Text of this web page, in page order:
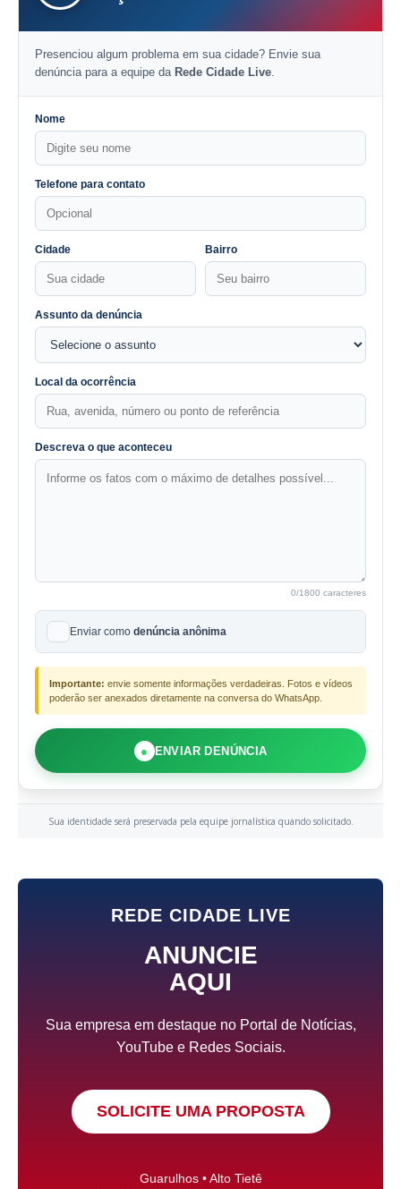
Presenciou algum problema em sua cidade? Envie sua
denúncia para a equipe da Rede Cidade Live.
Nome
Telefone para contato
Cidade Bairro
Assunto da denúncia
Local da ocorrência
Descreva o que aconteceu
0/1800 caracteres
Enviar como denúncia anônima
Importante: envie somente informações verdadeiras. Fotos e vídeos
poderão ser anexados diretamente na conversa do WhatsApp.
● ENVIAR DENÚNCIA
Sua identidade será preservada pela equipe jornalística quando solicitado.
REDE CIDADE LIVE
ANUNCIE
AQUI
Sua empresa em destaque no Portal de Notícias,
YouTube e Redes Sociais.
SOLICITE UMA PROPOSTA
Guarulhos • Alto Tietê